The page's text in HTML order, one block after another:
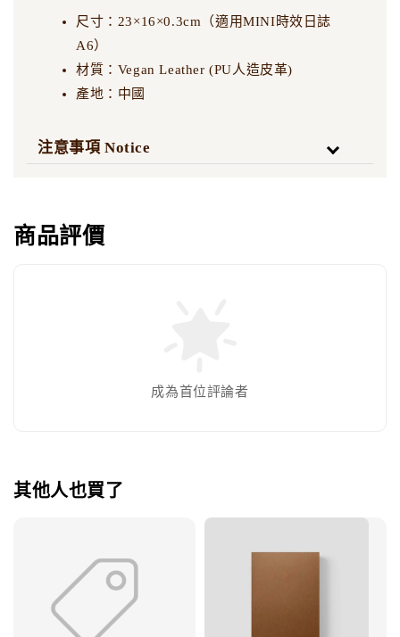
尺寸：23×16×0.3cm（適用MINI時效日誌
A6）
材質：Vegan Leather (PU人造皮革)
產地：中國
注意事項 Notice
商品評價
成為首位評論者
其他人也買了